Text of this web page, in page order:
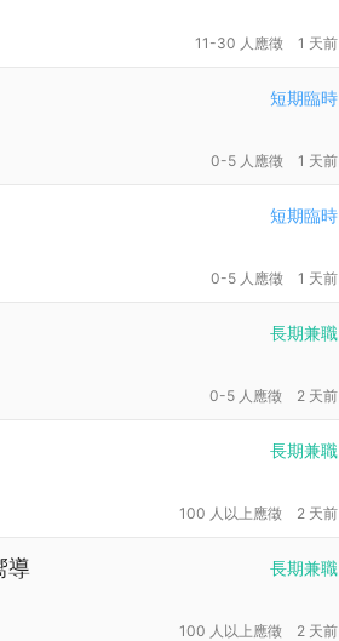
11-30 人應徵 1 天前
短期臨時
0-5 人應徵 1 天前
短期臨時
0-5 人應徵 1 天前
長期兼職
0-5 人應徵 2 天前
長期兼職
100 人以上應徵 2 天前
長期兼職
導
100 人以上應徵 2 天前